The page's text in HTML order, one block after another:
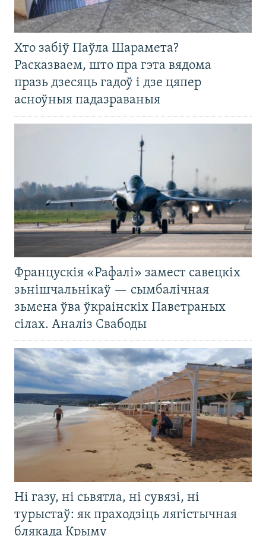
Хто забіў Паўла Шарамета?
Расказваем, што пра гэта вядома
празь дзесяць гадоў і дзе цяпер
асноўныя падазраваныя
Францускія «Рафалі» замест савецкіх
зьнішчальнікаў — сымбалічная
зьмена ўва ўкраінскіх Паветраных
сілах. Аналіз Свабоды
Ні газу, ні сьвятла, ні сувязі, ні
турыстаў: як праходзіць лягістычная
блякада Крыму